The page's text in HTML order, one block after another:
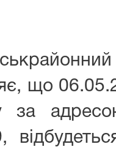
що
за